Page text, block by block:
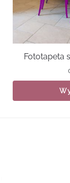
Fototapeta